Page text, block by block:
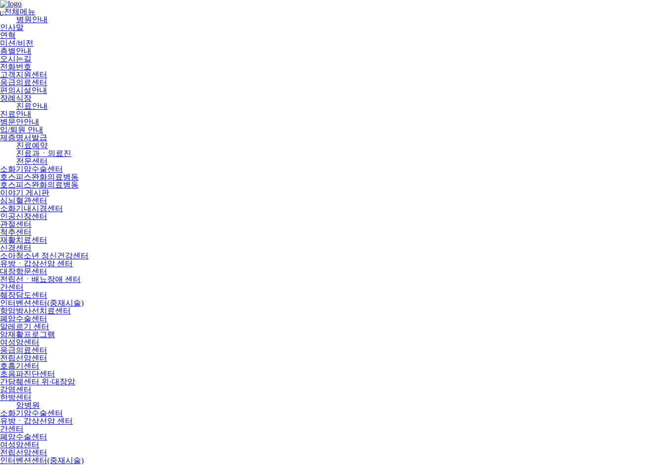
메
뉴
너
뛰
기
전체메뉴
병원안내
인사말
연혁
미션/비전
층별안내
오시는길
전화번호
고객지원센터
응급의료센터
편의시설안내
장례식장
진료안내
진료안내
병문안안내
입/퇴원 안내
제증명서발급
진료예약
진료과ㆍ의료진
전문센터
소화기암수술센터
호스피스완화의료병동
호스피스완화의료병동
이야기 게시판
심뇌혈관센터
소화기내시경센터
인공신장센터
관절센터
척추센터
재활치료센터
신경센터
소아청소년 정신건강센터
유방ㆍ갑상선암 센터
대장항문센터
전립선ㆍ배뇨장애 센터
간센터
췌장담도센터
인터벤션센터(중재시술)
항암방사선치료센터
폐암수술센터
알레르기 센터
암재활프로그램
여성암센터
응급의료센터
전립선암센터
호흡기센터
초음파진단센터
간담췌센터 위·대장암
감염센터
한방센터
암병원
소화기암수술센터
유방ㆍ갑상선암 센터
간센터
폐암수술센터
여성암센터
전립선암센터
인터벤션센터(중재시술)